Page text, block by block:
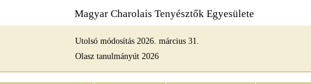
Fő tartalom átugrása
Magyar Charolais Tenyésztők Egyesülete
Utolsó módosítás 2026. március 31.
Olasz tanulmányút 2026